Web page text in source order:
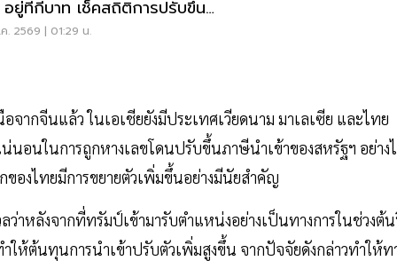
ยู่ที่กี่บาท เช็คสถิติการปรับขึ้น-
. 2569 | 01:29 น.
ากจีนแล้ว ในเอเชียยังมีประเทศเวียดนาม มาเลเซีย และไทย
นอนในการถูกหางเลขโดนปรับขึ้นภาษีนำเข้าของสหรัฐฯ อย่าง
ของไทยมีการขยายตัวเพิ่มขึ้นอย่างมีนัยสำคัญ
าหลังจากที่ทรัมป์เข้ามารับตำแหน่งอย่างเป็นทางการในช่วงต้
ให้ต้นทุนการนำเข้าปรับตัวเพิ่มสูงขึ้น จากปัจจัยดังกล่าวทำให้ท